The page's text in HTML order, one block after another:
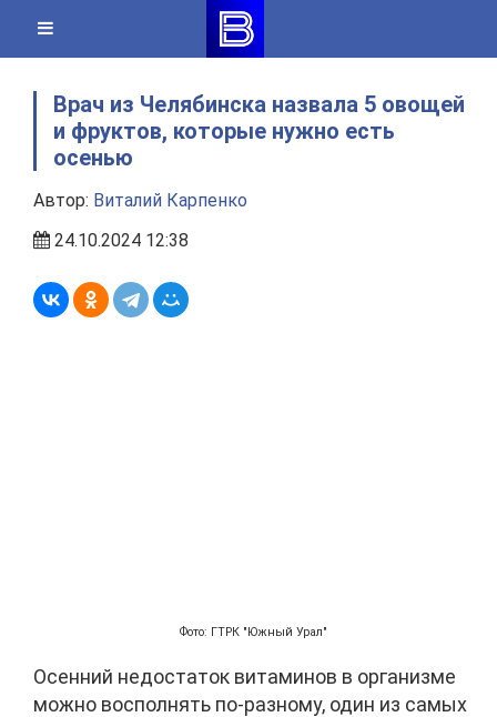
content
Врач из Челябинска назвала 5 овощей
и фруктов, которые нужно есть
осенью
Автор: Виталий Карпенко
24.10.2024 12:38
Фото: ГТРК "Южный Урал"
Осенний недостаток витаминов в организме
можно восполнять по-разному, один из самых